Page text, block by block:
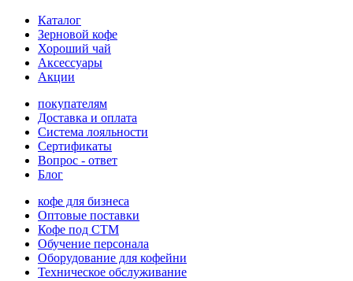
Каталог
Зерновой кофе
Хороший чай
Аксессуары
Акции
покупателям
Доставка и оплата
Система лояльности
Сертификаты
Вопрос - ответ
Блог
кофе для бизнеса
Оптовые поставки
Кофе под СТМ
Обучение персонала
Оборудование для кофейни
Техническое обслуживание